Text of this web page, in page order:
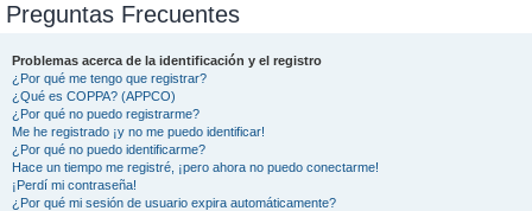
Preguntas Frecuentes
Problemas acerca de la identificación y el registro
¿Por qué me tengo que registrar?
¿Qué es COPPA? (APPCO)
¿Por qué no puedo registrarme?
Me he registrado ¡y no me puedo identificar!
¿Por qué no puedo identificarme?
Hace un tiempo me registré, ¡pero ahora no puedo conectarme!
¡Perdí mi contraseña!
¿Por qué mi sesión de usuario expira automáticamente?